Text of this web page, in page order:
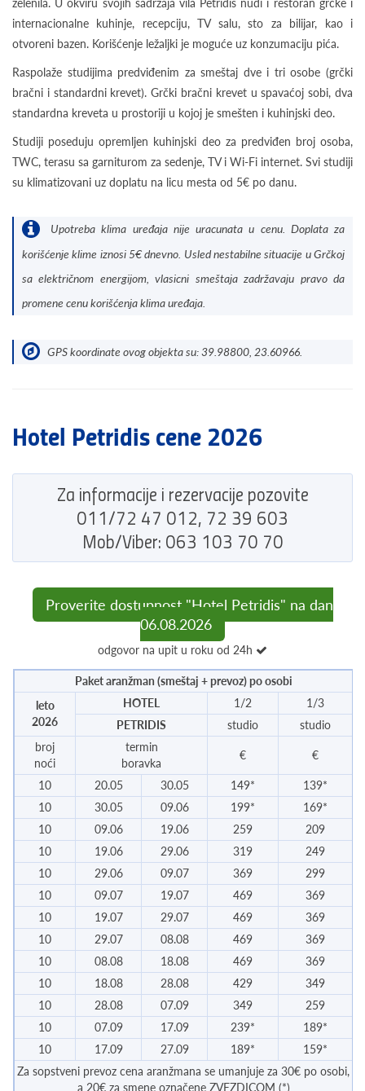
zelenila. U okviru svojih sadržaja vila Petridis nudi i restoran grčke i
internacionalne kuhinje, recepciju, TV salu, sto za bilijar, kao i
otvoreni bazen. Korišćenje ležaljki je moguće uz konzumaciju pića.
Raspolaže studijima predviđenim za smeštaj dve i tri osobe (grčki
bračni i standardni krevet). Grčki bračni krevet u spavaćoj sobi, dva
standardna kreveta u prostoriji u kojoj je smešten i kuhinjski deo.
Studiji poseduju opremljen kuhinjski deo za predviđen broj osoba,
TWC, terasu sa garniturom za sedenje, TV i Wi-Fi internet. Svi studiji
su klimatizovani uz doplatu na licu mesta od 5€ po danu.
Upotreba klima uređaja nije uracunata u cenu. Doplata za
korišćenje klime iznosi 5€ dnevno. Usled nestabilne situacije u Grčkoj
sa električnom energijom, vlasicni smeštaja zadržavaju pravo da
promene cenu korišćenja klima uređaja.
GPS koordinate ovog objekta su: 39.98800, 23.60966.
Hotel Petridis cene 2026
Za informacije i rezervacije pozovite
011/72 47 012, 72 39 603
Mob/Viber: 063 103 70 70
Proverite dostupnost "Hotel Petridis" na dan
06.08.2026
odgovor na upit u roku od 24h
Paket aranžman (smeštaj + prevoz) po osobi
leto
2026
HOTEL 1/2
1/3
PETRIDIS
studio
studio
broj
noći
termin
boravka
€ €
10 20.05 30.05 149*
139*
10
30.05 09.06 199*
169*
10
09.06 19.06 259
209
10
19.06 29.06 319
249
10
29.06 09.07 369
299
10
09.07 19.07 469
369
10
19.07 29.07 469
369
10
29.07 08.08 469
369
10
08.08 18.08 469
369
10
18.08 28.08 429
349
10
28.08 07.09 349
259
10
07.09 17.09 239*
189*
10
17.09 27.09 189*
159*
Za sopstveni prevoz cena aranžmana se umanjuje za 30€ po osobi,
a 20€ za smene označene ZVEZDICOM (*)